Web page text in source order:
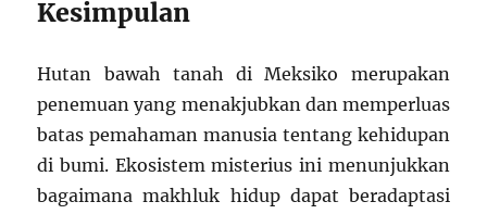
Kesimpulan
Hutan bawah tanah di Meksiko merupakan
penemuan yang menakjubkan dan memperluas
batas pemahaman manusia tentang kehidupan
di bumi. Ekosistem misterius ini menunjukkan
bagaimana makhluk hidup dapat beradaptasi